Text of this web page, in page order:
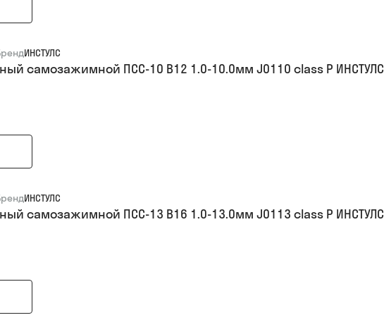
ИНСТУЛС
самозажимной ПСС-10 В12 1.0-10.0мм J0110 class P ИНСТУЛС
ИНСТУЛС
самозажимной ПСС-13 В16 1.0-13.0мм J0113 class P ИНСТУЛС